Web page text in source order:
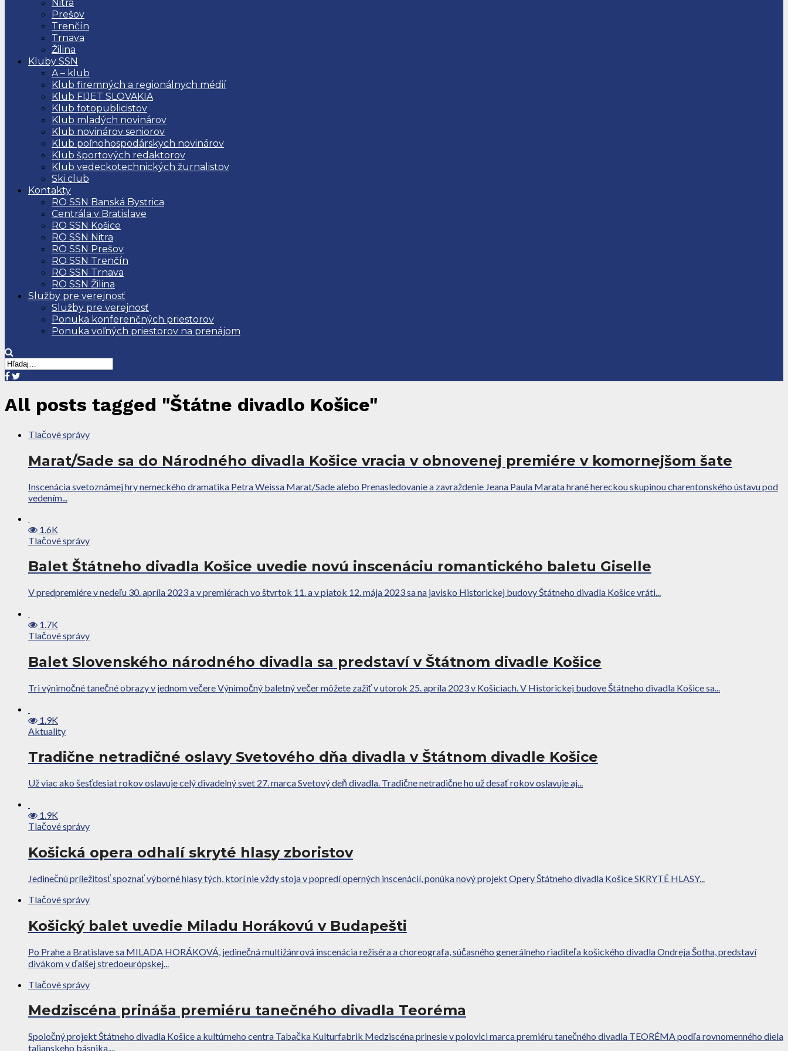
Nitra
Prešov
Trenčín
Trnava
Žilina
Kluby SSN
A – klub
Klub firemných a regionálnych médií
Klub FIJET SLOVAKIA
Klub fotopublicistov
Klub mladých novinárov
Klub novinárov seniorov
Klub poľnohospodárskych novinárov
Klub športových redaktorov
Klub vedeckotechnických žurnalistov
Ski club
Kontakty
RO SSN Banská Bystrica
Centrála v Bratislave
RO SSN Košice
RO SSN Nitra
RO SSN Prešov
RO SSN Trenčín
RO SSN Trnava
RO SSN Žilina
Služby pre verejnosť
Služby pre verejnosť
Ponuka konferenčných priestorov
Ponuka voľných priestorov na prenájom
All posts tagged "Štátne divadlo Košice"
Tlačové správy
Marat/Sade sa do Národného divadla Košice vracia v obnovenej premiére v komornejšom šate
Inscenácia svetoznámej hry nemeckého dramatika Petra Weissa Marat/Sade alebo Prenasledovanie a zavraždenie Jeana Paula Marata hrané hereckou skupinou charentonského ústavu pod
vedením...
1.6K
Tlačové správy
Balet Štátneho divadla Košice uvedie novú inscenáciu romantického baletu Giselle
V predpremiére v nedeľu 30. apríla 2023 a v premiérach vo štvrtok 11. a v piatok 12. mája 2023 sa na javisko Historickej budovy Štátneho divadla Košice vráti...
1.7K
Tlačové správy
Balet Slovenského národného divadla sa predstaví v Štátnom divadle Košice
Tri výnimočné tanečné obrazy v jednom večere Výnimočný baletný večer môžete zažiť v utorok 25. apríla 2023 v Košiciach. V Historickej budove Štátneho divadla Košice sa...
1.9K
Aktuality
Tradične netradičné oslavy Svetového dňa divadla v Štátnom divadle Košice
Už viac ako šesťdesiat rokov oslavuje celý divadelný svet 27. marca Svetový deň divadla. Tradične netradične ho už desať rokov oslavuje aj...
1.9K
Tlačové správy
Košická opera odhalí skryté hlasy zboristov
Jedinečnú príležitosť spoznať výborné hlasy tých, ktorí nie vždy stoja v popredí operných inscenácií, ponúka nový projekt Opery Štátneho divadla Košice SKRYTÉ HLASY...
Tlačové správy
Košický balet uvedie Miladu Horákovú v Budapešti
Po Prahe a Bratislave sa MILADA HORÁKOVÁ, jedinečná multižánrová inscenácia režiséra a choreografa, súčasného generálneho riaditeľa košického divadla Ondreja Šotha, predstaví
divákom v ďalšej stredoeurópskej...
Tlačové správy
Medziscéna prináša premiéru tanečného divadla Teoréma
Spoločný projekt Štátneho divadla Košice a kultúrneho centra Tabačka Kulturfabrik Medziscéna prinesie v polovici marca premiéru tanečného divadla TEORÉMA podľa rovnomenného diela
talianskeho básnika,...